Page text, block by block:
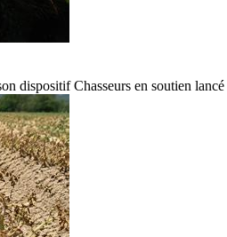
dispositif Chasseurs en soutien